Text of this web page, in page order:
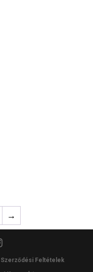
→
Szerződési Feltételek